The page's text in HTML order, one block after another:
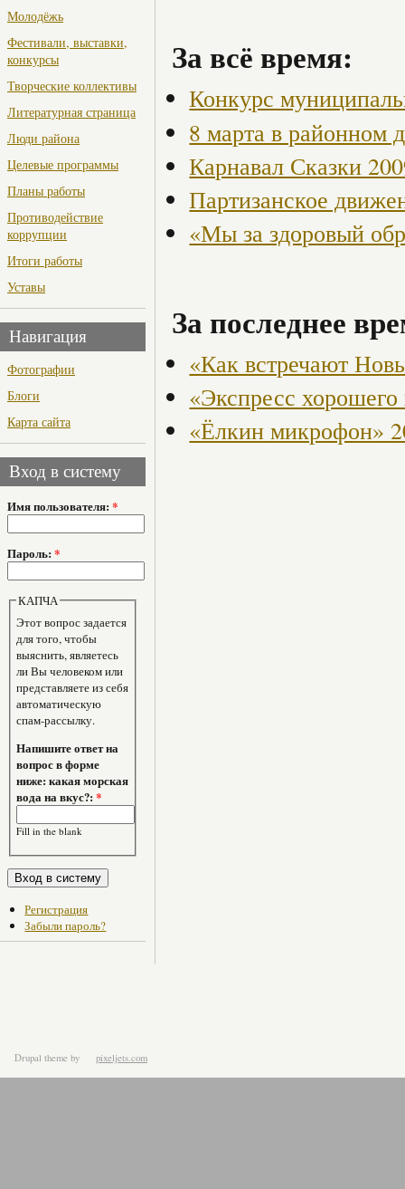
Молодёжь
Фестивали, выставки,
конкурсы
Творческие коллективы
Литературная страница
Люди района
Целевые программы
Планы работы
Противодействие
коррупции
Итоги работы
Уставы
Навигация
Фотографии
Блоги
Карта сайта
Вход в систему
Имя пользователя: *
Пароль: *
КАПЧА
Этот вопрос задается
для того, чтобы
выяснить, являетесь
ли Вы человеком или
представляете из себя
автоматическую
спам-рассылку.
Напишите ответ на
вопрос в форме
ниже: какая морская
вода на вкус?:*
Fill in the blank
Регистрация
Забыли пароль?
За всё время:
Конкурс
8 марта в районном
Карнавал Сказки
Партизанское
«Мы за здоровый
За последнее
«Как встречают
«Экспресс хорошего
«Ёлкин микрофон»
Drupal theme by pixeljets.com